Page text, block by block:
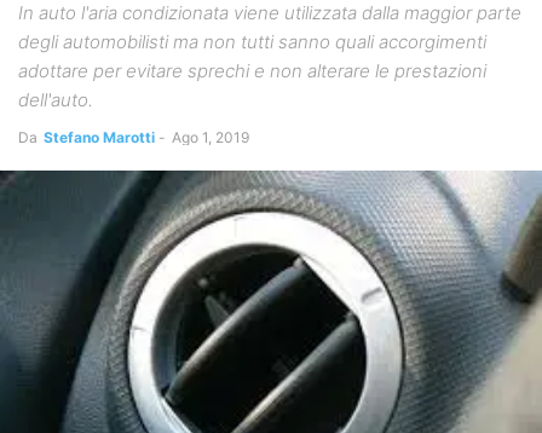
In auto l'aria condizionata viene utilizzata dalla maggior parte
degli automobilisti ma non tutti sanno quali accorgimenti
adottare per evitare sprechi e non alterare le prestazioni
dell'auto.
Da Stefano Marotti - Ago 1, 2019